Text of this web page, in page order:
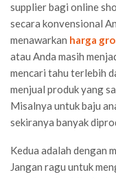
supplier bagi online
secara konvensional
menawarkan harga
atau Anda masih
mencari tahu terlebih
menjual produk yang
Misalnya untuk baju
sekiranya banyak
Kedua adalah dengan
Jangan ragu untuk